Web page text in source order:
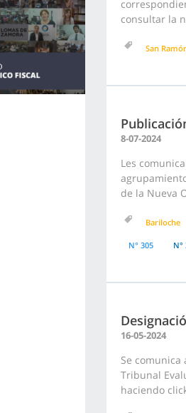
consultar la
San
8-07-2024
Les
de la Nueva
Bariloche
N° 305 N°
16-05-2024
Se
Tribunal
haciendo